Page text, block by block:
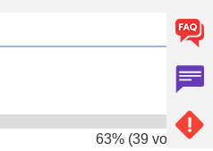
63% (39 votes)